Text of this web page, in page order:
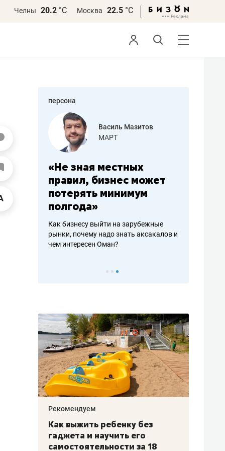
Челны 20.2 °С Москва 22.5 °С
персона
работа
Василь Мазитов
МАРТ
«Не зная местных
правил, бизнес может
потерять минимум
полгода»
Как бизнесу выйти на зарубежные
рынки, почему надо знать аксакалов и
чем интересен Оман?
–
Рекомендуем
Как выжить ребенку без
гаджета и научить его
самостоятельности за 18